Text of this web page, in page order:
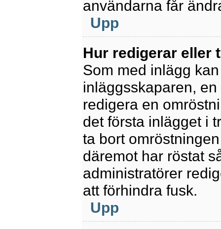
användarna får
Upp
Hur redigerar eller
Som med inlägg
inläggsskaparen,
redigera en
det första inlägget i
ta bort
däremot har röstat
administratörer
att förhindra fusk.
Upp